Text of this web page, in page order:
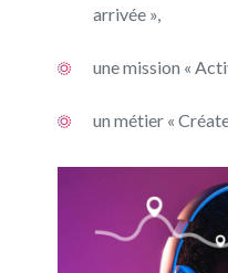
arrivée »,
une mission «
un métier «